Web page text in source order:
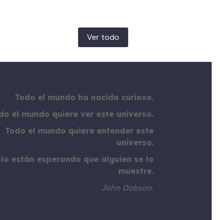
Ver todo
Todo el mundo ha nacido curioso.
el mundo quiere ver este universo.
Todo el mundo quiere entender este
universo.
están esperando que alguien se lo
muestre.
John Dobson.